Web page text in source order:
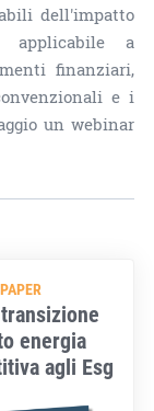
dell'impatto
applicabile a
finanziari,
e i
un webinar
energia
agli Esg